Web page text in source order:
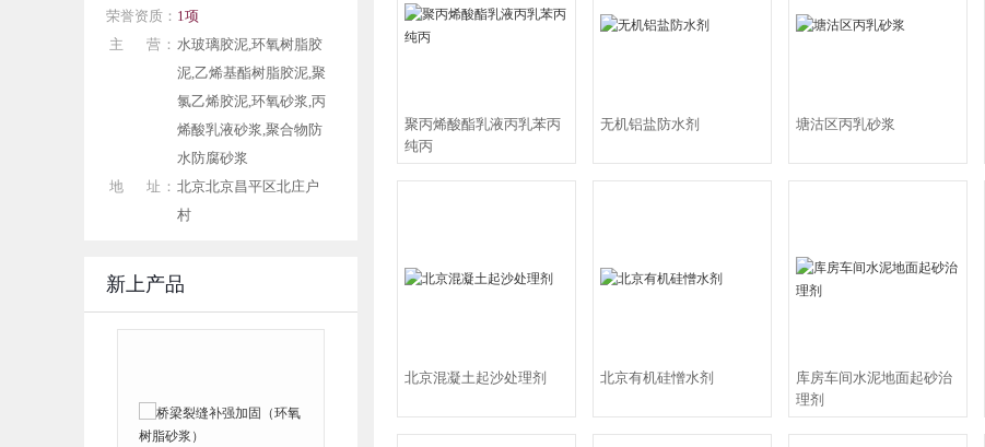
35.混凝土界面剂（单双）高强表面处理剂
环氧植筋胶，环氧树脂砂浆，高度无收缩环氧灌浆料，环氧修补砂浆水泥基灌浆料,
剂，混凝土防腐剂，起砂处理剂，混凝土界面剂等
北京瑞晟特现生产销售的产品覆盖结构加固、粘钢胶，灌注粘钢胶，碳布胶，
代表的GST系列产品、以功能性聚合物砂浆为代表的EC系列、水乳环氧树脂砂浆
聚合物瓷砖粘接剂
聚丙烯酸酯乳液丙乳苯丙
纯丙
无机铝盐防水剂 塘沽区丙乳砂浆
北京混凝土起沙处理剂 北京有机硅憎水剂
库房车间水泥地面起砂治
理剂
荣誉资质： 1项
主 营： 水玻璃胶泥,环氧树脂胶
泥,乙烯基酯树脂胶泥,聚
氯乙烯胶泥,环氧砂浆,丙
烯酸乳液砂浆,聚合物防
水防腐砂浆
地 址： 北京北京昌平区北庄户
村
新上产品